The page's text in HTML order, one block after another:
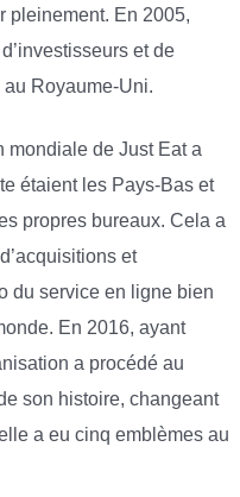
pleinement. En 2005,
et de
au Royaume-Uni.
mondiale de Just Eat a
étaient les Pays-Bas et
propres bureaux. Cela a
et
du service en ligne bien
En 2016, ayant
a procédé au
son histoire, changeant
a eu cinq emblèmes au